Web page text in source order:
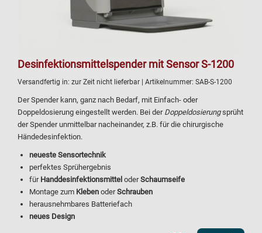
Desinfektionsmittelspender mit Sensor S-1200
Versandfertig in: zur Zeit nicht lieferbar | Artikelnummer: SAB-S-1200
Der Spender kann, ganz nach Bedarf, mit Einfach- oder
Doppeldosierung eingestellt werden. Bei der Doppeldosierungsprüht
der Spender unmittelbar nacheinander, z.B. für die chirurgische
Händedesinfektion.
neueste Sensortechnik
perfektes Sprühergebnis
für Handdesinfektionsmittel oderSchaumseife
Montage zum Kleben oderSchrauben
herausnehmbares Batteriefach
neues Design